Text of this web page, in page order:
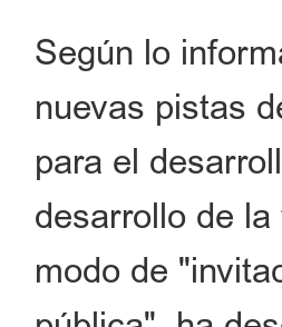
Según lo
nuevas pistas
para el
desarrollo de
modo de